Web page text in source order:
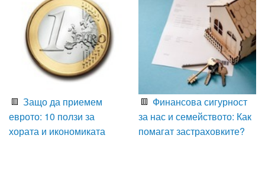
Защо да приемем
еврото: 10 ползи за
хората и икономиката
Финансова сигурност
за нас и семейството: Как
помагат застраховките?